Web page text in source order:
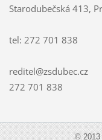
Starodubečská 413,
tel: 272 701 838
reditel@zsdubec.cz
272 701 838
© 2013